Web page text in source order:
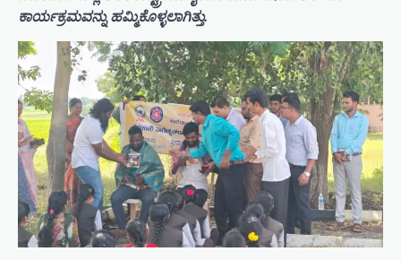
ಕಾರ್ಯಕ್ರಮವನ್ನು ಹಮ್ಮಿಕೊಳ್ಳಲಾಗಿತ್ತು.